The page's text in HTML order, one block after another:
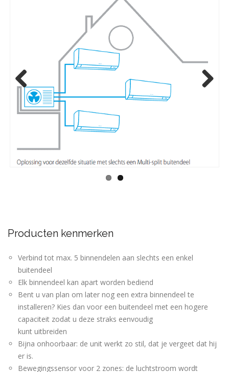
Previ
ous
Producten kenmerken
Verbind tot max. 5 binnendelen aan slechts een enkel
buitendeel
Elk binnendeel kan apart worden bediend
Bent u van plan om later nog een extra binnendeel te
installeren? Kies dan voor een buitendeel met een hogere
capaciteit zodat u deze straks eenvoudig
kunt uitbreiden
Bijna onhoorbaar: de unit werkt zo stil, dat je vergeet dat hij
er is.
Bewegingssensor voor 2 zones: de luchtstroom wordt